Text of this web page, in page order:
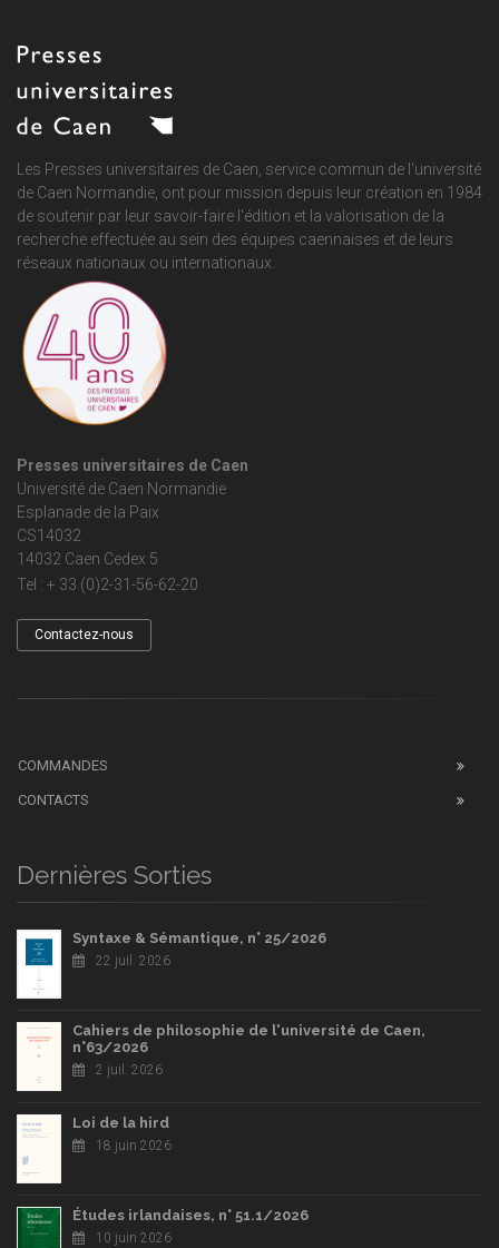
Les Presses universitaires de Caen, service commun de l'université
de Caen Normandie , ont pour mission depuis leur création en 1984
de soutenir par leur savoir-faire l'édition et la valorisation de la
recherche effectuée au sein des équipes caennaises et de leurs
réseaux nationaux ou internationaux.
Presses universitaires de Caen
Université de Caen Normandie
Esplanade de la Paix
CS14032
14032 Caen Cedex 5
Tel : + 33 (0)2-31-56-62-20
Contactez-nous
COMMANDES
CONTACTS
Dernières Sorties
Syntaxe & Sémantique, n° 25/2026
22 juil. 2026
Cahiers de philosophie de l'université de Caen,
n°63/2026
2 juil. 2026
Loi de la hird
18 juin 2026
Études irlandaises, n° 51.1/2026
10 juin 2026